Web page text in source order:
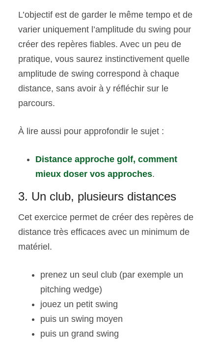
L’objectif est de garder le même tempo et de
varier uniquement l’amplitude du swing pour
créer des repères fiables. Avec un peu de
pratique, vous saurez instinctivement quelle
amplitude de swing correspond à chaque
distance, sans avoir à y réfléchir sur le
parcours.
À lire aussi pour approfondir le sujet :
Distance approche golf, comment
mieux doser vos approches.
3. Un club, plusieurs distances
Cet exercice permet de créer des repères de
distance très efficaces avec un minimum de
matériel.
prenez un seul club (par exemple un
pitching wedge)
jouez un petit swing
puis un swing moyen
puis un grand swing